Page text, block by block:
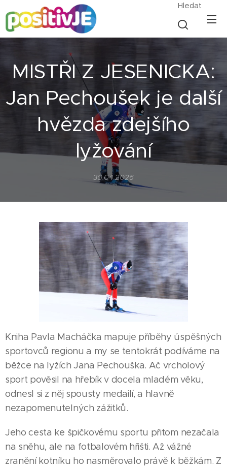
Hledat
MISTŘI Z JESENICKA:
Jan Pechoušek je další
hvězda zdejšího
lyžování
30.04.2026
Kniha Pavla Macháčka mapuje příběhy úspěšných
sportovců regionu a my se tentokrát podíváme na
běžce na lyžích Jana Pechouška. Ač vrcholový
sport pověsil na hřebík v docela mladém věku,
odnesl si z něj spousty medailí, a hlavně
nezapomenutelných zážitků.
Jeho cesta ke špičkovému sportu přitom nezačala
na sněhu, ale na fotbalovém hřišti. Až vážné
zranění kotníku ho nasměrovalo právě k běžkám. Z